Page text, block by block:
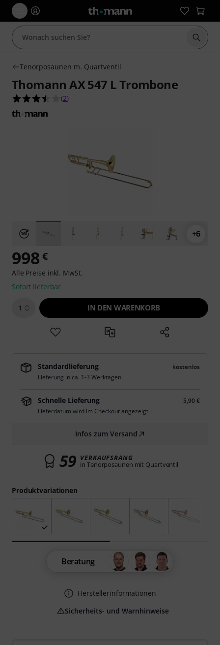
Suche
Tenorposaunen m. Quartventil
Thomann AX 547 L Trombone
3.5 von 5 Sternen aus 2 Kundenbewertungen
(2)
+6
Produktvariationen
998 €
Alle Preise inkl. MwSt.
Sofort lieferbar
1 IN DEN WARENKORB
Standardlieferung
kostenlos
Lieferung in ca. 1-3 Werktagen
Schnelle Lieferung
5,90 €
Lieferdatum wird im Checkout angezeigt.
Infos zum Versand
59 VERKAUFSRANG
in Tenorposaunen mit Quartventil
Beratung
Herstellerinformationen
Sicherheits- und Warnhinweise